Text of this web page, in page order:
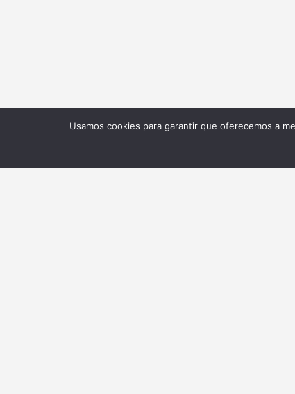
Usamos cookies para garantir que oferecemos a